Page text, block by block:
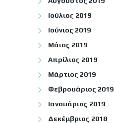
Ιούλιος 2019
Ιούνιος 2019
Μάιος 2019
Απρίλιος 2019
Μάρτιος 2019
Φεβρουάριος 2019
Ιανουάριος 2019
Δεκέμβριος 2018